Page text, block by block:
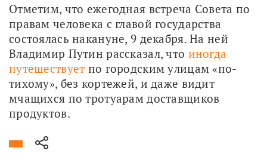
Отметим, что ежегодная встреча Совета по
правам человека с главой государства
состоялась накануне, 9 декабря. На ней
Владимир Путин рассказал, что иногда
путешествует по городским улицам «по-
тихому», без кортежей, и даже видит
мчащихся по тротуарам доставщиков
продуктов.